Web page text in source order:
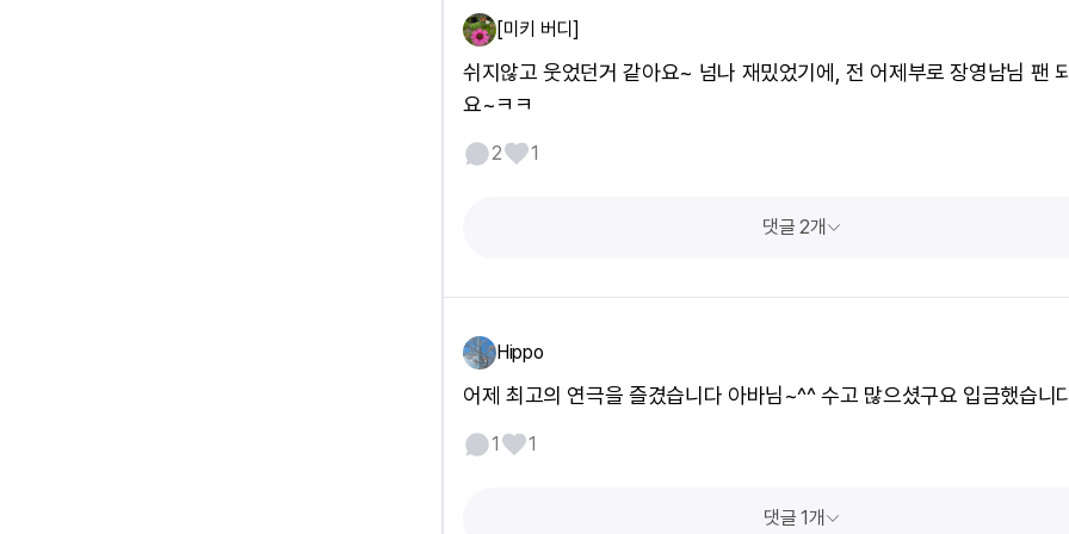
[미키 버디]
쉬지않고 웃었던거 같아요~ 넘나 재밌었기에, 전 어제부로 장영남님 팬
요~ㅋㅋ
2 1
댓글 2개
Hippo
어제 최고의 연극을 즐겼습니다 아바님~^^ 수고 많으셨구요 입금했습니
1 1
댓글 1개